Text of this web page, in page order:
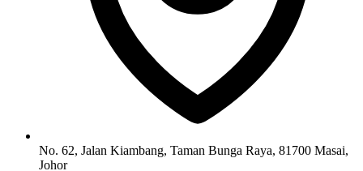
No. 62, Jalan Kiambang, Taman Bunga Raya, 81700 Masai,
Johor